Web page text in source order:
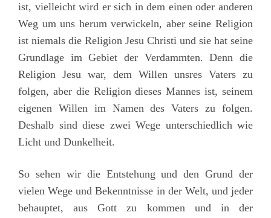
ist, vielleicht wird er sich in dem einen oder anderen
Weg um uns herum verwickeln, aber seine Religion
ist niemals die Religion Jesu Christi und sie hat seine
Grundlage im Gebiet der Verdammten. Denn die
Religion Jesu war, dem Willen unsres Vaters zu
folgen, aber die Religion dieses Mannes ist, seinem
eigenen Willen im Namen des Vaters zu folgen.
Deshalb sind diese zwei Wege unterschiedlich wie
Licht und Dunkelheit.
So sehen wir die Entstehung und den Grund der
vielen Wege und Bekenntnisse in der Welt, und jeder
behauptet, aus Gott zu kommen und in der